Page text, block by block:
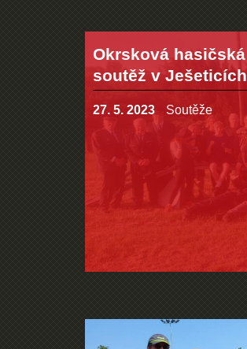
Okrsková hasičská
soutěž v Ješeticích
27. 5. 2023 Soutěže